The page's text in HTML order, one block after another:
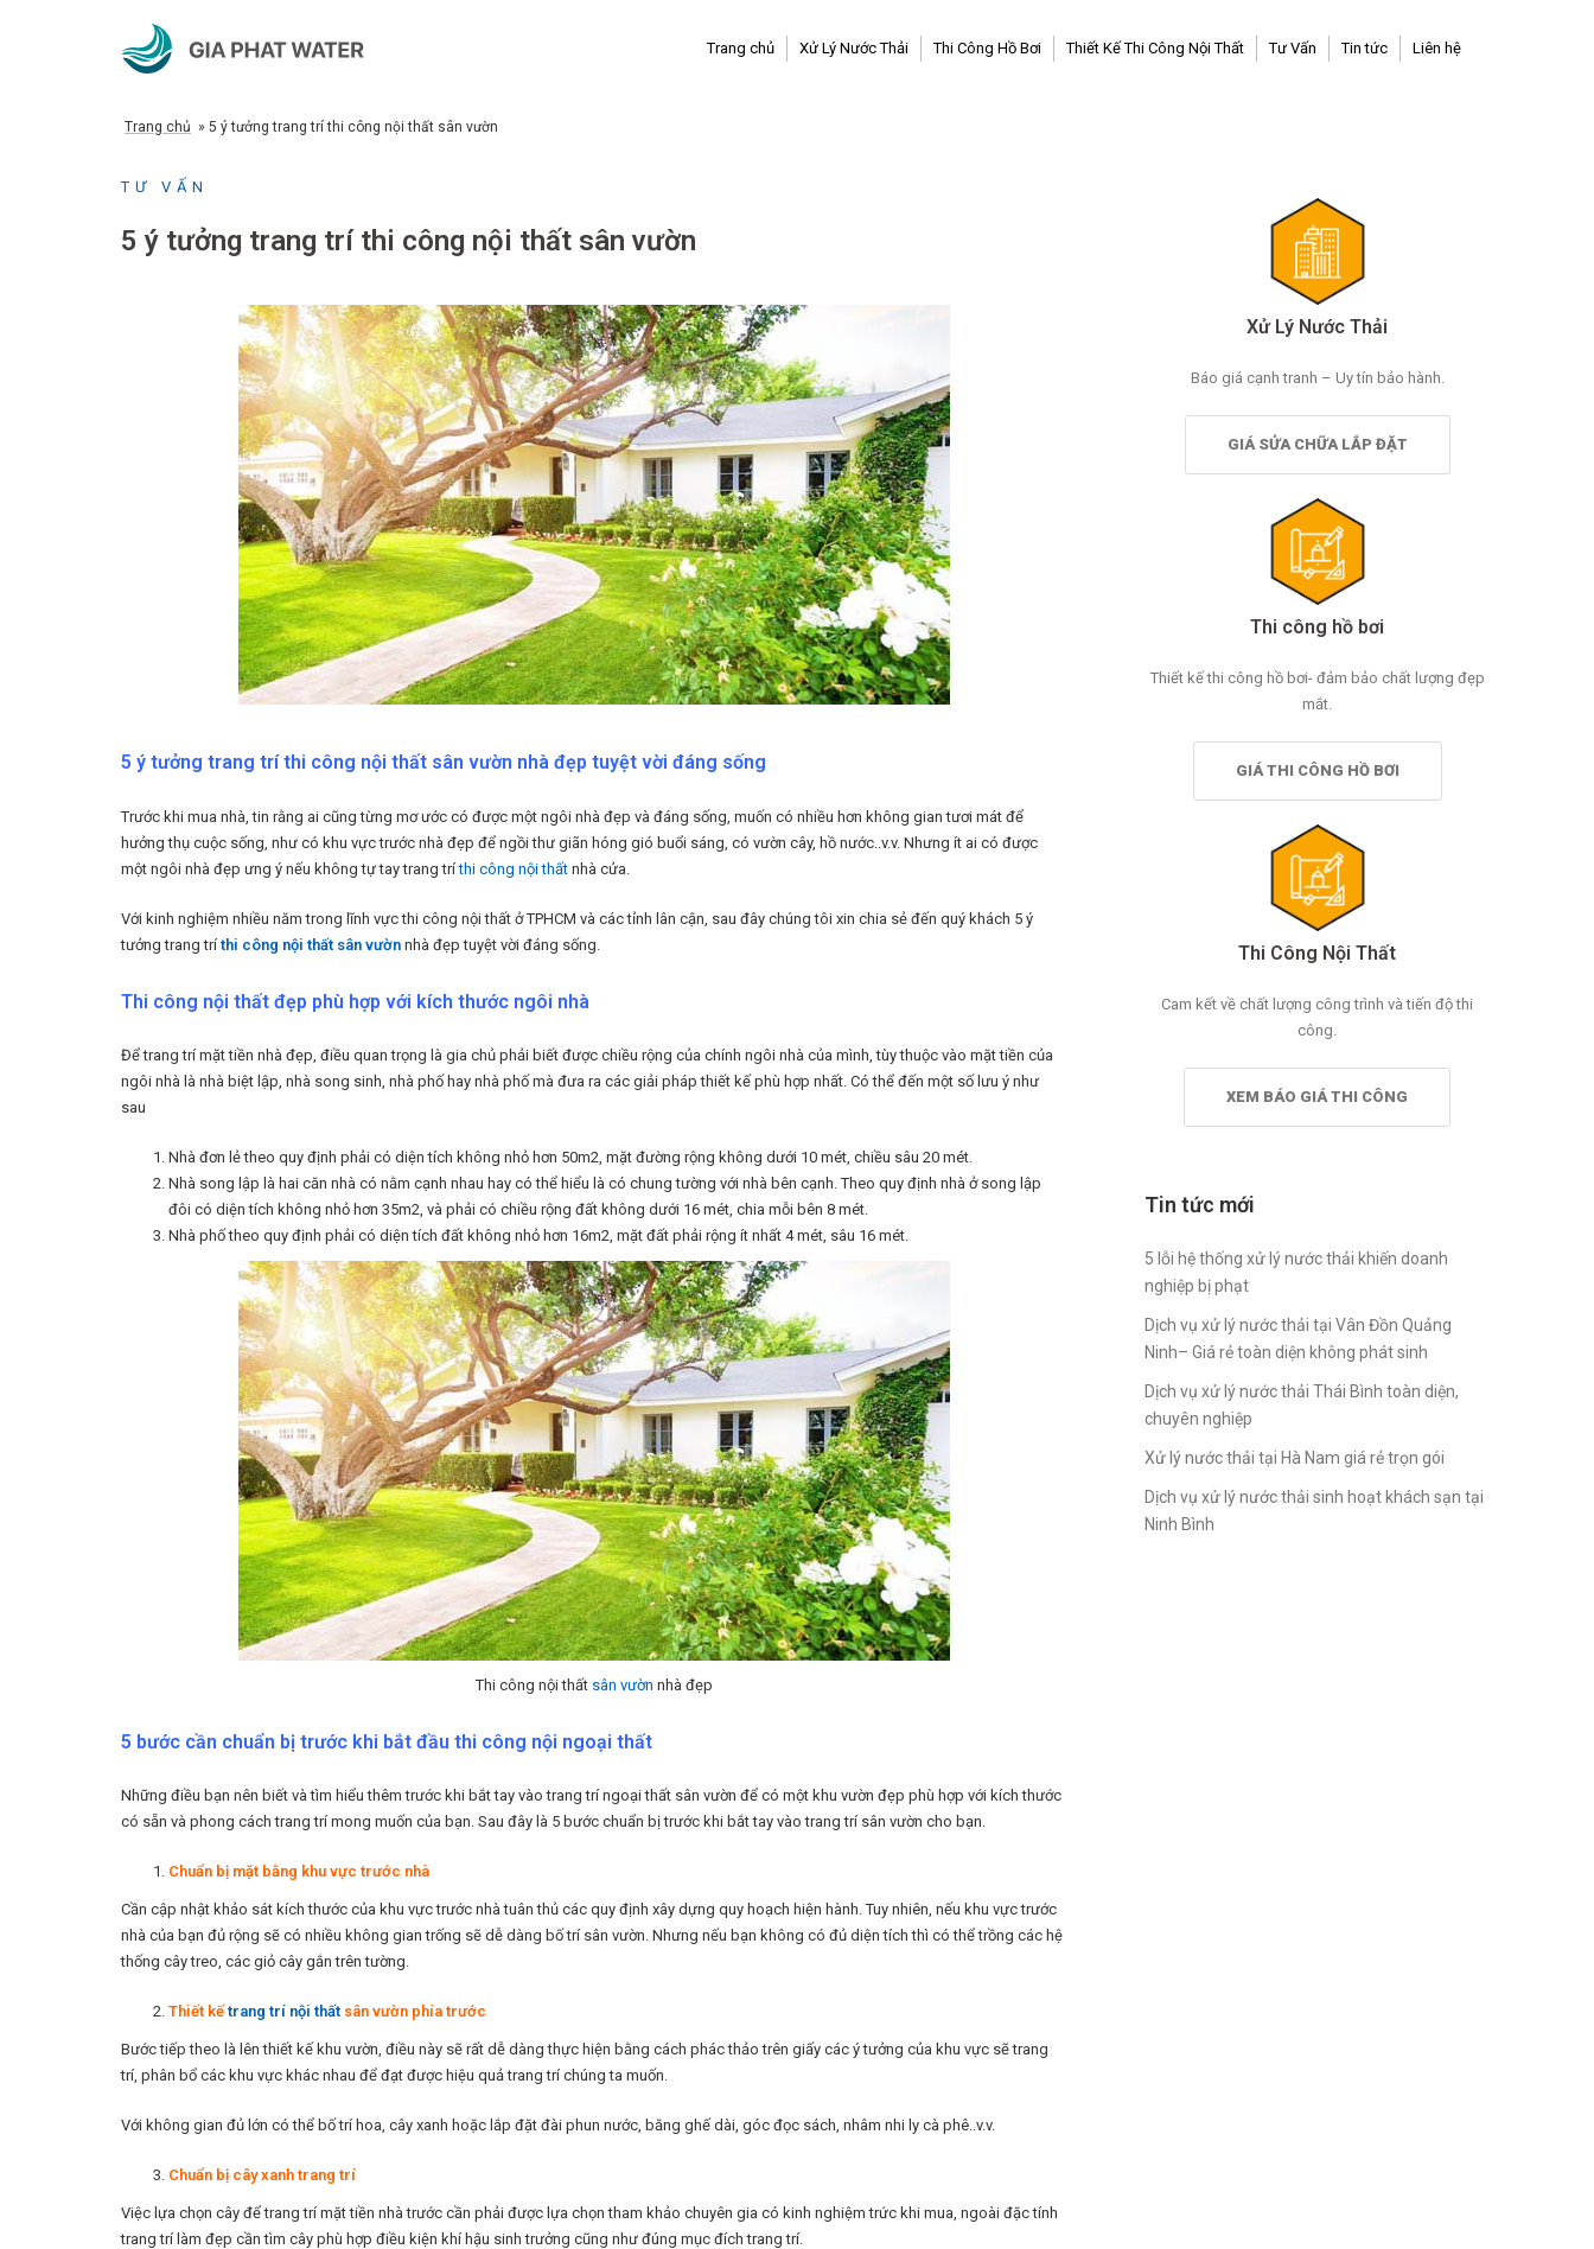
Trang chủ Xử Lý Nước Thải Thi Công Hồ Bơi Thiết Kế Thi Công Nội Thất Tư Vấn Tin tức Liên hệ
Trang chủ » 5 ý tưởng trang trí thi công nội thất sân vườn
TƯ VẤN
5 ý tưởng trang trí thi công nội thất sân vườn
5 ý tưởng trang trí thi công nội thất sân vườn nhà đẹp tuyệt vời đáng sống
Trước khi mua nhà, tin rằng ai cũng từng mơ ước có được một ngôi nhà đẹp và đáng sống, muốn có nhiều hơn không gian tươi mát để
hưởng thụ cuộc sống, như có khu vực trước nhà đẹp để ngồi thư giãn hóng gió buổi sáng, có vườn cây, hồ nước..v.v. Nhưng ít ai có được
một ngôi nhà đẹp ưng ý nếu không tự tay trang tríthi công nội thất nhà cửa.
Với kinh nghiệm nhiều năm trong lĩnh vực thi công nội thất ở TPHCM và các tỉnh lân cận, sau đây chúng tôi xin chia sẻ đến quý khách 5 ý
tưởng trang trí thi công nội thất sân vườn nhà đẹp tuyệt vời đáng sống.
Thi công nội thất đẹp phù hợp với kích thước ngôi nhà
Để trang trí mặt tiền nhà đẹp, điều quan trọng là gia chủ phải biết được chiều rộng của chính ngôi nhà của mình, tùy thuộc vào mặt tiền của
ngôi nhà là nhà biệt lập, nhà song sinh, nhà phố hay nhà phố mà đưa ra các giải pháp thiết kế phù hợp nhất. Có thể đến một số lưu ý như
sau
Nhà đơn lẻ theo quy định phải có diện tích không nhỏ hơn 50m2, mặt đường rộng không dưới 10 mét, chiều sâu 20 mét.
Nhà song lập là hai căn nhà có nằm cạnh nhau hay có thể hiểu là có chung tường với nhà bên cạnh. Theo quy định nhà ở song lập
đôi có diện tích không nhỏ hơn 35m2, và phải có chiều rộng đất không dưới 16 mét, chia mỗi bên 8 mét.
Nhà phố theo quy định phải có diện tích đất không nhỏ hơn 16m2, mặt đất phải rộng ít nhất 4 mét, sâu 16 mét.
Thi công nội thất sân vườn nhà đẹp
5 bước cần chuẩn bị trước khi bắt đầu thi công nội ngoại thất
Những điều bạn nên biết và tìm hiểu thêm trước khi bắt tay vào trang trí ngoại thất sân vườn để có một khu vườn đẹp phù hợp với kích thước
có sẵn và phong cách trang trí mong muốn của bạn. Sau đây là 5 bước chuẩn bị trước khi bắt tay vào trang trí sân vườn cho bạn.
Chuẩn bị mặt bằng khu vực trước nhà
Cần cập nhật khảo sát kích thước của khu vực trước nhà tuân thủ các quy định xây dựng quy hoạch hiện hành. Tuy nhiên, nếu khu vực trước
nhà của bạn đủ rộng sẽ có nhiều không gian trống sẽ dễ dàng bố trí sân vườn. Nhưng nếu bạn không có đủ diện tích thì có thể trồng các hệ
thống cây treo, các giỏ cây gắn trên tường.
Thiết kế trang trí nội thất sân vườn phía trước
Bước tiếp theo là lên thiết kế khu vườn, điều này sẽ rất dễ dàng thực hiện bằng cách phác thảo trên giấy các ý tưởng của khu vực sẽ trang
trí, phân bổ các khu vực khác nhau để đạt được hiệu quả trang trí chúng ta muốn.
Với không gian đủ lớn có thể bố trí hoa, cây xanh hoặc lắp đặt đài phun nước, băng ghế dài, góc đọc sách, nhâm nhi ly cà phê..v.v.
Chuẩn bị cây xanh trang trí
Việc lựa chọn cây để trang trí mặt tiền nhà trước cần phải được lựa chọn tham khảo chuyên gia có kinh nghiệm trức khi mua, ngoài đặc tính
trang trí làm đẹp cần tìm cây phù hợp điều kiện khí hậu sinh trưởng cũng như đúng mục đích trang trí.
Xử Lý Nước Thải
Báo giá cạnh tranh – Uy tín bảo hành.
GIÁ SỬA CHỮA LẮP ĐẶT
Thi công hồ bơi
Thiết kế thi công hồ bơi- đảm bảo chất lượng đẹp
mắt.
GIÁ THI CÔNG HỒ BƠI
Thi Công Nội Thất
Cam kết về chất lượng công trình và tiến độ thi
công.
XEM BÁO GIÁ THI CÔNG
Tin tức mới
5 lỗi hệ thống xử lý nước thải khiến doanh
nghiệp bị phạt
Dịch vụ xử lý nước thải tại Vân Đồn Quảng
Ninh– Giá rẻ toàn diện không phát sinh
Dịch vụ xử lý nước thải Thái Bình toàn diện,
chuyên nghiệp
Xử lý nước thải tại Hà Nam giá rẻ trọn gói
Dịch vụ xử lý nước thải sinh hoạt khách sạn tại
Ninh Bình